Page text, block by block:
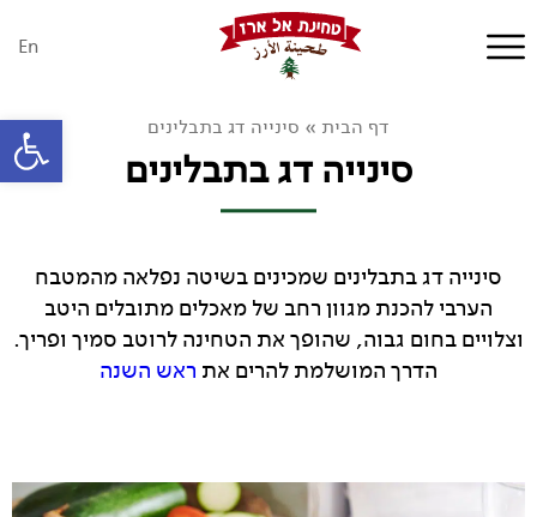
פתח
En
דף הבית » סינייה דג בתבלינים
סינייה דג בתבלינים
סינייה דג בתבלינים שמכינים בשיטה נפלאה מהמטבח
הערבי להכנת מגוון רחב של מאכלים מתובלים היטב
וצלויים בחום גבוה, שהופך את הטחינה לרוטב סמיך ופריך.
הדרך המושלמת להרים את ראש השנה